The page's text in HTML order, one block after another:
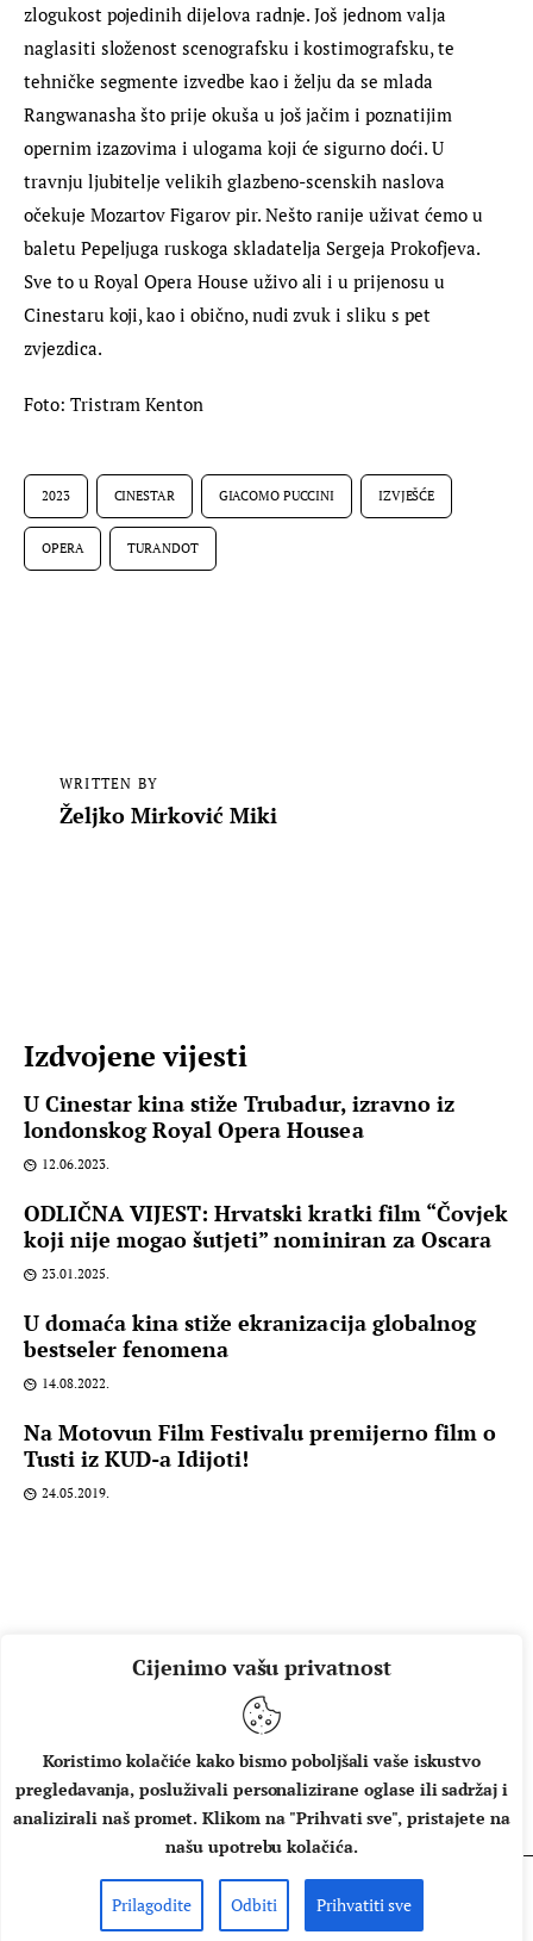
Cijenimo vašu privatnost
Koristimo kolačiće kako bismo poboljšali vaše iskustvo
pregledavanja, posluživali personalizirane oglase ili sadržaj i
analizirali naš promet. Klikom na "Prihvati sve", pristajete na
našu upotrebu kolačića.
Prilagodite Odbiti Prihvatiti sve
zlogukost pojedinih dijelova radnje. Još jednom valja
naglasiti složenost scenografsku i kostimografsku, te
tehničke segmente izvedbe kao i želju da se mlada
Rangwanasha što prije okuša u još jačim i poznatijim
opernim izazovima i ulogama koji će sigurno doći. U
travnju ljubitelje velikih glazbeno-scenskih naslova
očekuje Mozartov Figarov pir. Nešto ranije uživat ćemo u
baletu Pepeljuga ruskoga skladatelja Sergeja Prokofjeva.
Sve to u Royal Opera House uživo ali i u prijenosu u
Cinestaru koji, kao i obično, nudi zvuk i sliku s pet
zvjezdica.
Foto: Tristram Kenton
2023 CINESTAR GIACOMO PUCCINI IZVJEŠĆE
OPERA TURANDOT
WRITTEN BY
Željko Mirković Miki
Izdvojene vijesti
U Cinestar kina stiže Trubadur, izravno iz
londonskog Royal Opera Housea
12.06.2023.
ODLIČNA VIJEST: Hrvatski kratki film “Čovjek
koji nije mogao šutjeti” nominiran za Oscara
23.01.2025.
U domaća kina stiže ekranizacija globalnog
bestseler fenomena
14.08.2022.
Na Motovun Film Festivalu premijerno film o
Tusti iz KUD-a Idijoti!
24.05.2019.
O NAMA IMPRESSUM UVJETI KORIŠTENJA
Copyright © 2026 Music Box - All rights reserved.